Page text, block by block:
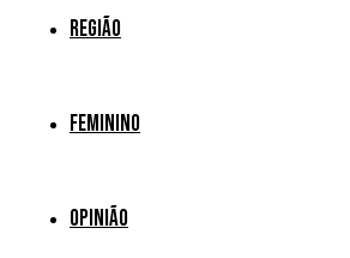
Região
Feminino
Opinião